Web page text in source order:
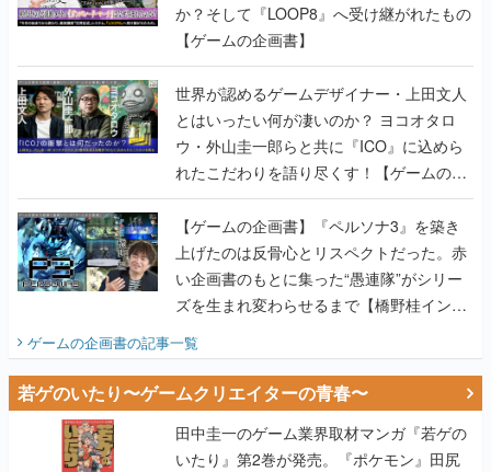
か？そして『LOOP8』へ受け継がれたもの
【ゲームの企画書】
世界が認めるゲームデザイナー・上田文人
とはいったい何が凄いのか？ ヨコオタロ
ウ・外山圭一郎らと共に『ICO』に込めら
れたこだわりを語り尽くす！【ゲームの企
画書】
【ゲームの企画書】『ペルソナ3』を築き
上げたのは反骨心とリスペクトだった。赤
い企画書のもとに集った“愚連隊”がシリー
ズを生まれ変わらせるまで【橋野桂インタ
ゲームの企画書の記事一覧
若ゲのいたり〜ゲームクリエイターの青春〜
田中圭一のゲーム業界取材マンガ『若ゲの
いたり』第2巻が発売。『ポケモン』田尻